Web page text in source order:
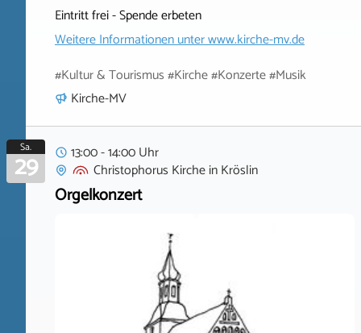
Eintritt frei - Spende erbeten
Weitere Informationen unterwww.kirche-mv.de
#Kultur & Tourismus #Kirche #Konzerte #Musik
Kirche-MV
Sa.
29
13:00 - 14:00 Uhr
Christophorus KircheinKröslin
Orgelkonzert